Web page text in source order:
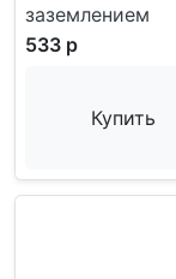
заземлением
533 р
Купить